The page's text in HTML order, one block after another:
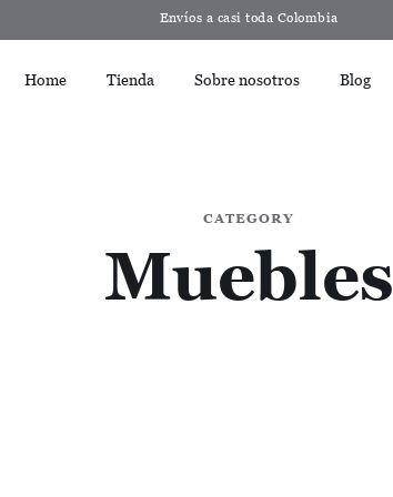
Envíos a casi toda Colombia
Home Tienda Sobre nosotros Blog
CATEGORY
Muebles